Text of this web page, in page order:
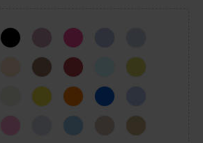
BLACK HydrangeaPink Crush
Golden HourMilk Chocolate
Varsity RedAquamarineCYBER YELLOW
Limão Zing LaranjaParafuso Azul
Taffy RosaDreamscape
Oxigénio Trigo